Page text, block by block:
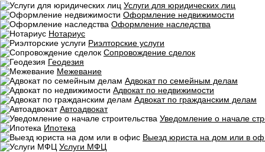
Услуги для юридических лиц
Оформление недвижимости
Оформление наследства
Нотариус
Риэлторские услуги
Сопровождение сделок
Геодезия
Межевание
Адвокат по семейным делам
Адвокат по недвижимости
Адвокат по гражданским делам
Автоадвокат
Уведомление о начале
Ипотека
Выезд юриста на дом или в
Услуги МФЦ